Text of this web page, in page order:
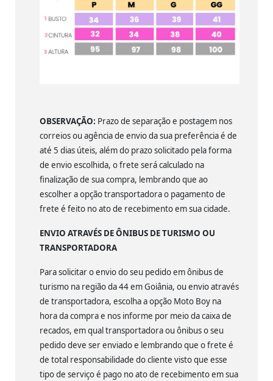
OBSERVAÇÃO: Prazo de separação e postagem nos
correios ou agência de envio da sua preferência é de
até 5 dias úteis, além do prazo solicitado pela forma
de envio escolhida, o frete será calculado na
finalização de sua compra, lembrando que ao
escolher a opção transportadora o pagamento de
frete é feito no ato de recebimento em sua cidade.
ENVIO ATRAVÉS DE ÔNIBUS DE TURISMO OU
TRANSPORTADORA
Para solicitar o envio do seu pedido em ônibus de
turismo na região da 44 em Goiânia, ou envio através
de transportadora, escolha a opção Moto Boy na
hora da compra e nos informe por meio da caixa de
recados, em qual transportadora ou ônibus o seu
pedido deve ser enviado e lembrando que o frete é
de total responsabilidade do cliente visto que esse
tipo de serviço é pago no ato de recebimento em sua